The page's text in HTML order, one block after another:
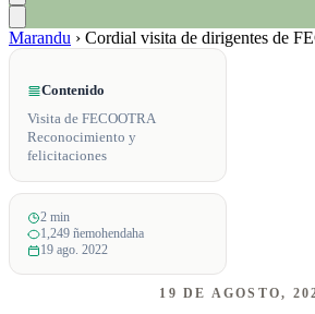
Marandu › Cordial visita de dirigentes de
Contenido
Visita de FECOOTRA
Reconocimiento y
felicitaciones
2 min
1,249 ñemohendaha
19 ago. 2022
19 DE AGOSTO,